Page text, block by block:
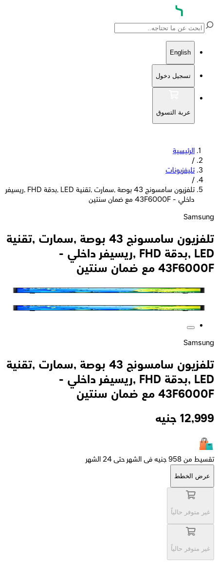
English
تسجيل دخول
عربة التسوق
الرئيسية
/
تليفزيونات
/
تلفزيون سامسونج 43 بوصة ,سمارت ,تقنية LED ,بدقة FHD ,ريسيفر
داخلي - 43F6000F مع ضمان سنتين
Samsung
تلفزيون سامسونج 43 بوصة ,سمارت ,تقنية
LED ,بدقة FHD ,ريسيفر داخلي -
43F6000F مع ضمان سنتين
Samsung
تلفزيون سامسونج 43 بوصة ,سمارت ,تقنية
LED ,بدقة FHD ,ريسيفر داخلي -
43F6000F مع ضمان سنتين
12,999 جنيه
تقسيط من 958 جنيه فى الشهر حتى 24 الشهر
عرض الخطط
غير متوفر حالياً
غير متوفر حالياً